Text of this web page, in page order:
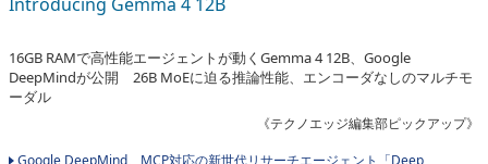
16GB RAMで高性能エージェントが動くGemma 4 12B、Google
DeepMindが公開 26B MoEに迫る推論性能、エンコーダなしのマルチモ
ーダル
《テクノエッジ編集部ピックアップ》
Google DeepMind、MCP対応の新世代リサーチエージェント「Deep